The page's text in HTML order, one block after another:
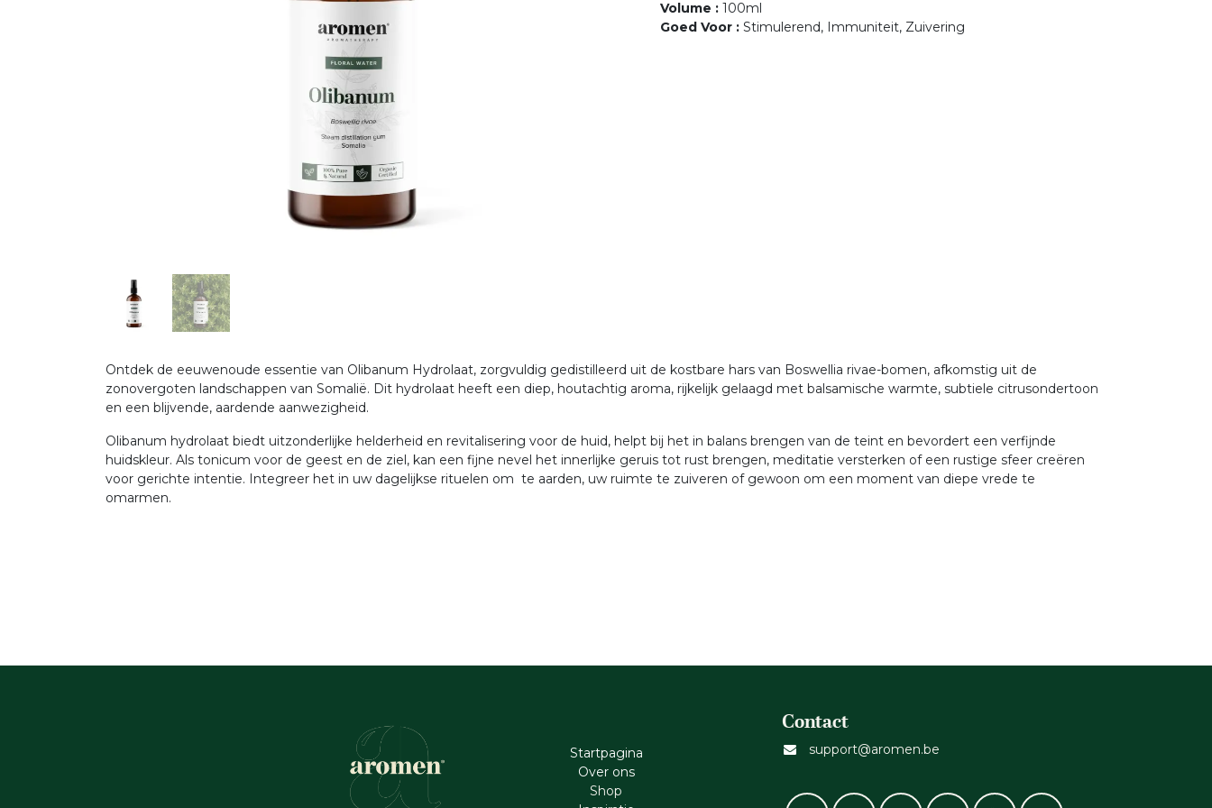
Volume : 100ml
Goed Voor : Stimulerend, Immuniteit, Zuivering
Ontdek de eeuwenoude essentie van Olibanum Hydrolaat, zorgvuldig gedistilleerd uit de kostbare hars van Boswellia rivae-bomen, afkomstig uit de
zonovergoten landschappen van Somalië. Dit hydrolaat heeft een diep, houtachtig aroma, rijkelijk gelaagd met balsamische warmte, subtiele citrusondertoon
en een blijvende, aardende aanwezigheid.
Olibanum hydrolaat biedt uitzonderlijke helderheid en revitalisering voor de huid, helpt bij het in balans brengen van de teint en bevordert een verfijnde
huidskleur. Als tonicum voor de geest en de ziel, kan een fijne nevel het innerlijke geruis tot rust brengen, meditatie versterken of een rustige sfeer creëren
voor gerichte intentie. Integreer het in uw dagelijkse rituelen om te aarden, uw ruimte te zuiveren of gewoon om een moment van diepe vrede te
omarmen.
Startpagina
Ove​r​ ons
Shop
Contact
support@aromen.be